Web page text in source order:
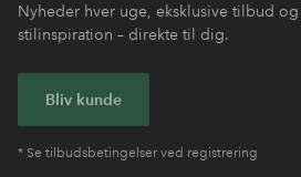
Nyheder hver uge, eksklusive tilbud
stilinspiration – direkte til dig.
Bliv kunde
* Se tilbudsbetingelser ved registrering